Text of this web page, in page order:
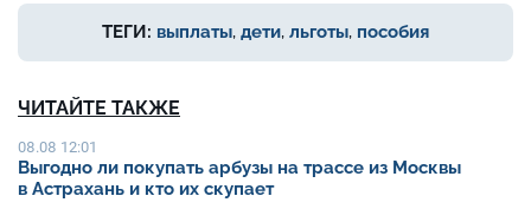
ТЕГИ: выплаты, дети, льготы, пособия
ЧИТАЙТЕ ТАКЖЕ
08.08 12:01
Выгодно ли покупать арбузы на трассе из Москвы
в Астрахань и кто их скупает